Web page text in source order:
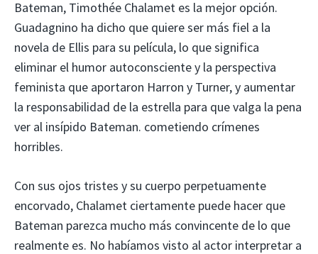
Bateman, Timothée Chalamet es la mejor opción.
Guadagnino ha dicho que quiere ser más fiel a la
novela de Ellis para su película, lo que significa
eliminar el humor autoconsciente y la perspectiva
feminista que aportaron Harron y Turner, y aumentar
la responsabilidad de la estrella para que valga la pena
ver al insípido Bateman. cometiendo crímenes
horribles.
Con sus ojos tristes y su cuerpo perpetuamente
encorvado, Chalamet ciertamente puede hacer que
Bateman parezca mucho más convincente de lo que
realmente es. No habíamos visto al actor interpretar a